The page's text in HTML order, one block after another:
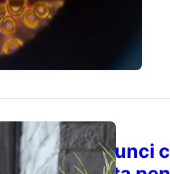
manca atunci